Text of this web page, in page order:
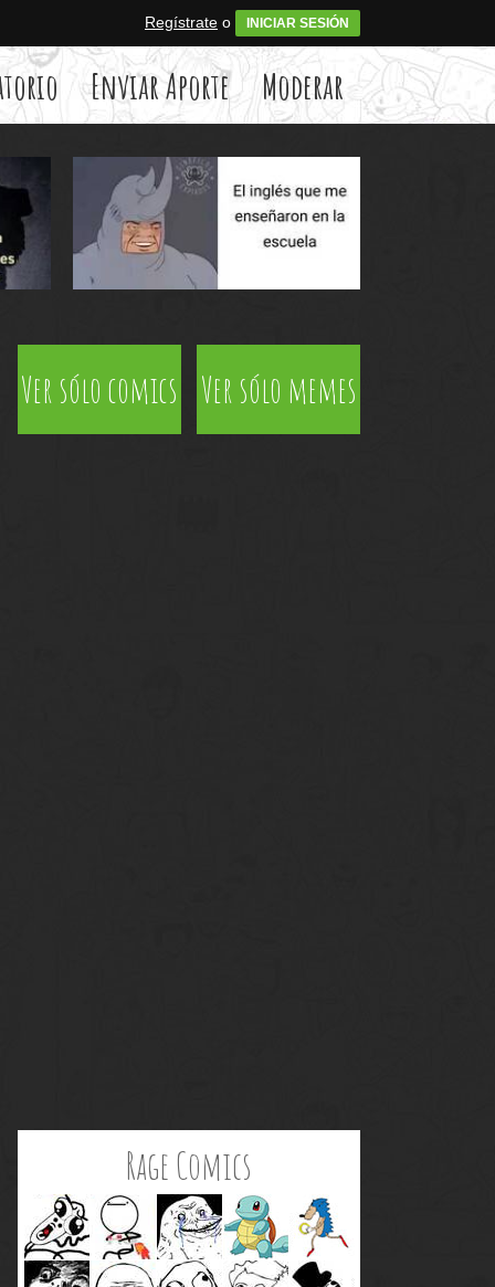
Regístrate o INICIAR SESIÓN
Enviar Aporte Moderar
Ver sólo comics Ver sólo memes
Rage Comics